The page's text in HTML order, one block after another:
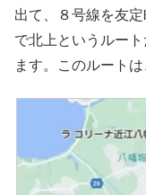
出て、８号線を友
で北上というルー
ます。このルート